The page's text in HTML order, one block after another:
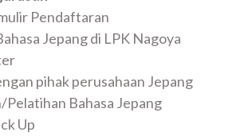
Pendaftaran
Jepang di LPK Nagoya
pihak perusahaan Jepang
Pelatihan Bahasa Jepang
Up